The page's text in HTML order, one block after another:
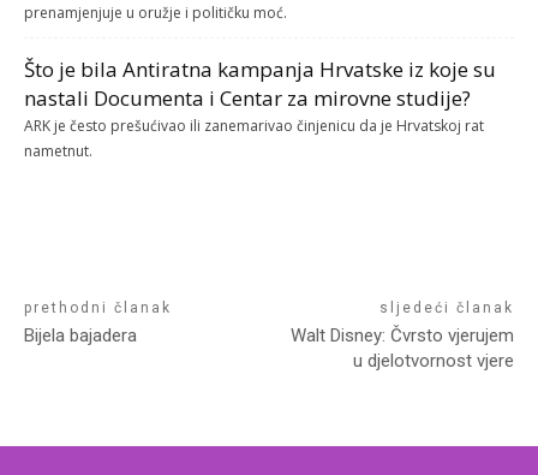
prenamjenjuje u oružje i političku moć.
Što je bila Antiratna kampanja Hrvatske iz koje su
nastali Documenta i Centar za mirovne studije?
ARK je često prešućivao ili zanemarivao činjenicu da je Hrvatskoj rat
nametnut.
prethodni članak
Bijela bajadera
sljedeći članak
Walt Disney: Čvrsto vjerujem
u djelotvornost vjere